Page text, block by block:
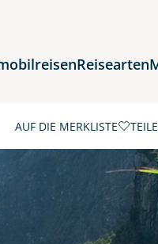
Reisearten
AUF DIE MERKLISTE